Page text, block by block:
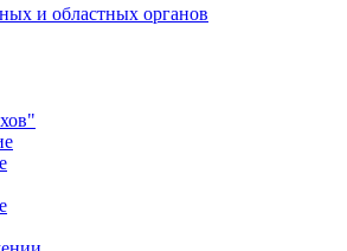
и областных органов